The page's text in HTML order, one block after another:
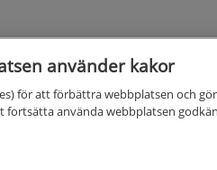
använder kakor
för att förbättra webbplatsen och
fortsätta använda webbplatsen